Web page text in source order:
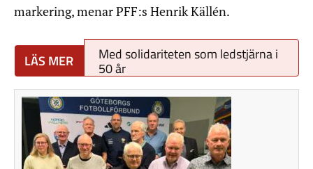
markering, menar PFF:s Henrik Källén.
Med solidariteten som ledstjärna i
50 år